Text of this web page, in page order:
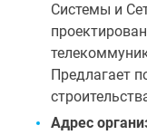
Системы и
Предлагает
Адрес